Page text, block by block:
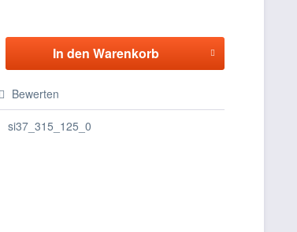
In den Warenkorb
Bewerten
si37_315_125_0